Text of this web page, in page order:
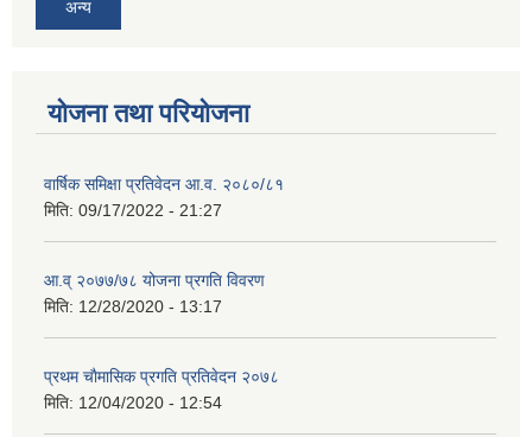
अन्य
योजना तथा परियोजना
वार्षिक समिक्षा प्रतिवेदन आ.व. २०८०/८१
मिति: 09/17/2022 - 21:27
आ.व् २०७७/७८ योजना प्रगति विवरण
मिति: 12/28/2020 - 13:17
प्रथम चाैमासिक प्रगति प्रतिवेदन २०७८
मिति: 12/04/2020 - 12:54